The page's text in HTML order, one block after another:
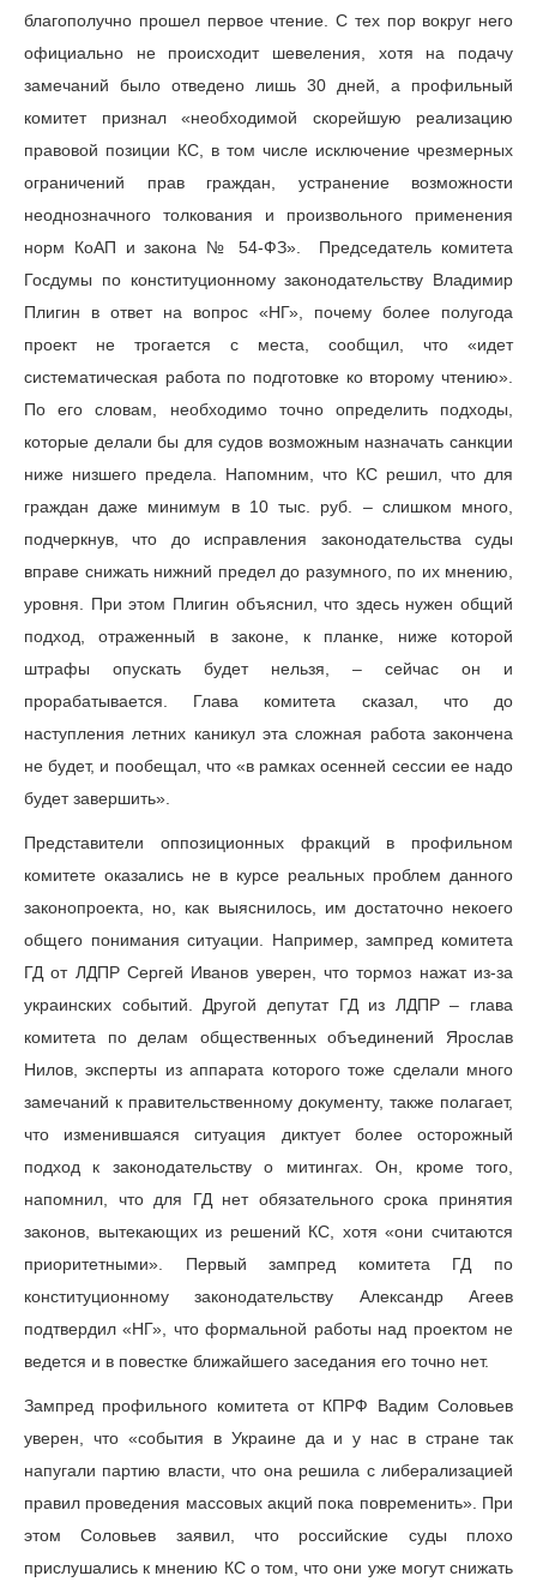
благополучно прошел первое чтение. С тех пор вокруг него
официально не происходит шевеления, хотя на подачу
замечаний было отведено лишь 30 дней, а профильный
комитет признал «необходимой скорейшую реализацию
правовой позиции КС, в том числе исключение чрезмерных
ограничений прав граждан, устранение возможности
неоднозначного толкования и произвольного применения
норм КоАП и закона № 54-ФЗ». Председатель комитета
Госдумы по конституционному законодательству Владимир
Плигин в ответ на вопрос «НГ», почему более полугода
проект не трогается с места, сообщил, что «идет
систематическая работа по подготовке ко второму чтению».
По его словам, необходимо точно определить подходы,
которые делали бы для судов возможным назначать санкции
ниже низшего предела. Напомним, что КС решил, что для
граждан даже минимум в 10 тыс. руб. – слишком много,
подчеркнув, что до исправления законодательства суды
вправе снижать нижний предел до разумного, по их мнению,
уровня. При этом Плигин объяснил, что здесь нужен общий
подход, отраженный в законе, к планке, ниже которой
штрафы опускать будет нельзя, – сейчас он и
прорабатывается. Глава комитета сказал, что до
наступления летних каникул эта сложная работа закончена
не будет, и пообещал, что «в рамках осенней сессии ее надо
будет завершить».
Представители оппозиционных фракций в профильном
комитете оказались не в курсе реальных проблем данного
законопроекта, но, как выяснилось, им достаточно некоего
общего понимания ситуации. Например, зампред комитета
ГД от ЛДПР Сергей Иванов уверен, что тормоз нажат из-за
украинских событий. Другой депутат ГД из ЛДПР – глава
комитета по делам общественных объединений Ярослав
Нилов, эксперты из аппарата которого тоже сделали много
замечаний к правительственному документу, также полагает,
что изменившаяся ситуация диктует более осторожный
подход к законодательству о митингах. Он, кроме того,
напомнил, что для ГД нет обязательного срока принятия
законов, вытекающих из решений КС, хотя «они считаются
приоритетными». Первый зампред комитета ГД по
конституционному законодательству Александр Агеев
подтвердил «НГ», что формальной работы над проектом не
ведется и в повестке ближайшего заседания его точно нет.
Зампред профильного комитета от КПРФ Вадим Соловьев
уверен, что «события в Украине да и у нас в стране так
напугали партию власти, что она решила с либерализацией
правил проведения массовых акций пока повременить». При
этом Соловьев заявил, что российские суды плохо
прислушались к мнению КС о том, что они уже могут снижать